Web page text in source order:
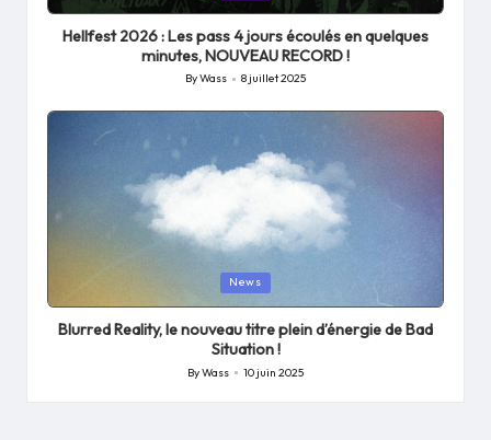
in
Hellfest 2026 : Les pass 4 jours écoulés en quelques
minutes, NOUVEAU RECORD !
Posted
ByWass 8 juillet 2025
in
News
Blurred Reality, le nouveau titre plein d’énergie de Bad
Situation !
Posted
ByWass 10 juin 2025